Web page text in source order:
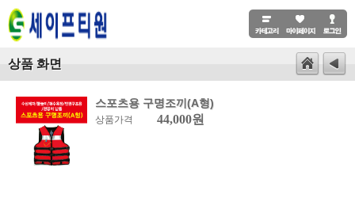
상품 화면
스포츠용 구명조끼(A형)
상품가격 44,000원